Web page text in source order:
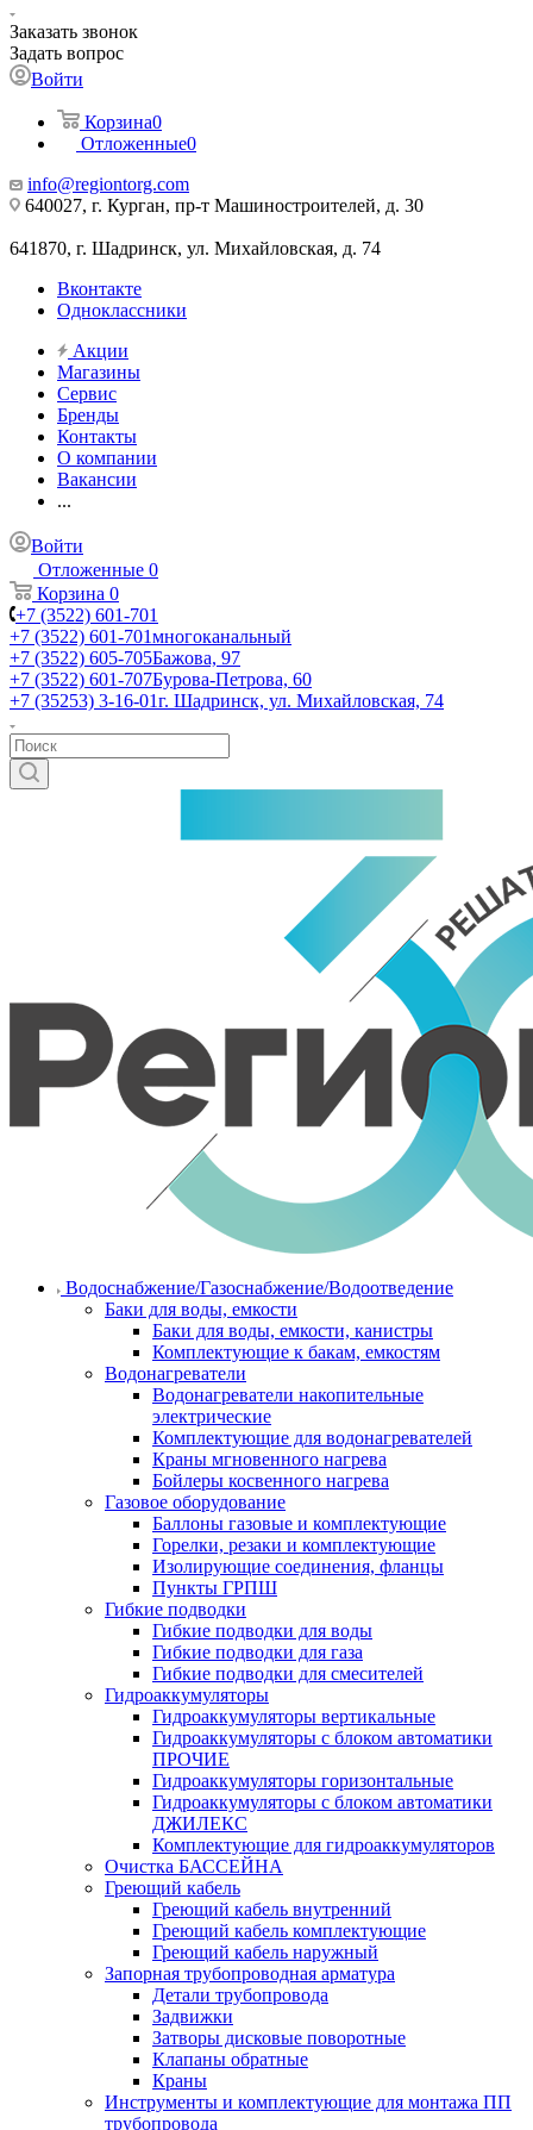
Заказать звонок
Задать вопрос
Войти
Корзина0
Отложенные0
info@regiontorg.com
640027, г. Курган, пр-т Машиностроителей, д. 30
641870, г. Шадринск, ул. Михайловская, д. 74
Вконтакте
Одноклассники
Акции
Магазины
Сервис
Бренды
Контакты
О компании
Вакансии
...
Войти
Отложенные 0
Корзина 0
+7 (3522) 601-701
+7 (3522) 601-701многоканальный
+7 (3522) 605-705Бажова, 97
+7 (3522) 601-707Бурова-Петрова, 60
+7 (35253) 3-16-01г. Шадринск, ул. Михайловская, 74
Водоснабжение/Газоснабжение/Водоотведение
Баки для воды, емкости
Баки для воды, емкости, канистры
Комплектующие к бакам, емкостям
Водонагреватели
Водонагреватели накопительные
электрические
Комплектующие для водонагревателей
Краны мгновенного нагрева
Бойлеры косвенного нагрева
Газовое оборудование
Баллоны газовые и комплектующие
Горелки, резаки и комплектующие
Изолирующие соединения, фланцы
Пункты ГРПШ
Гибкие подводки
Гибкие подводки для воды
Гибкие подводки для газа
Гибкие подводки для смесителей
Гидроаккумуляторы
Гидроаккумуляторы вертикальные
Гидроаккумуляторы с блоком автоматики
ПРОЧИЕ
Гидроаккумуляторы горизонтальные
Гидроаккумуляторы с блоком автоматики
ДЖИЛЕКС
Комплектующие для гидроаккумуляторов
Очистка БАССЕЙНА
Греющий кабель
Греющий кабель внутренний
Греющий кабель комплектующие
Греющий кабель наружный
Запорная трубопроводная арматура
Детали трубопровода
Задвижки
Затворы дисковые поворотные
Клапаны обратные
Краны
Инструменты и комплектующие для монтажа ПП
трубопровода